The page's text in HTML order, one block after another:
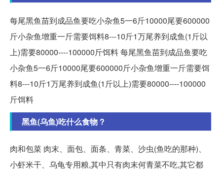
每尾黑鱼苗到成品鱼要吃小杂鱼5一6斤10000尾要600000
斤小杂鱼增重一斤需要饵料8---10斤1万尾养到成鱼(1斤以
上)需要80000----100000斤饵料 每尾黑鱼苗到成品鱼要吃
小杂鱼5一6斤10000尾要600000斤小杂鱼增重一斤需要饵
料8---10斤1万尾养到成鱼(1斤以上)需要80000----100000
斤饵料
黑鱼(乌鱼)吃什么食物 ?
肉和包菜 肉末、面包、面条、青菜、沙虫(鱼吃的那种)、
小虾米干、乌龟专用粮,其中只有肉末何青菜不吃,其它都